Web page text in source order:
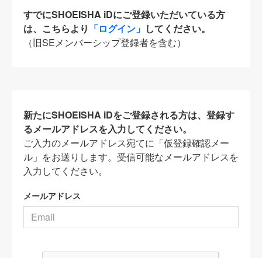
すでにSHOEISHA iDにご登録いただいている方
は、こちらより 「ログイン」 してください。
（旧SEメンバーシップ登録者を含む）
新たにSHOEISHA iDをご登録される方は、登録す
るメールアドレスを入力してください。
ご入力のメールアドレス宛てに「仮登録確認メー
ル」をお送りします。受信可能なメールアドレスを
入力してください。
メールアドレス